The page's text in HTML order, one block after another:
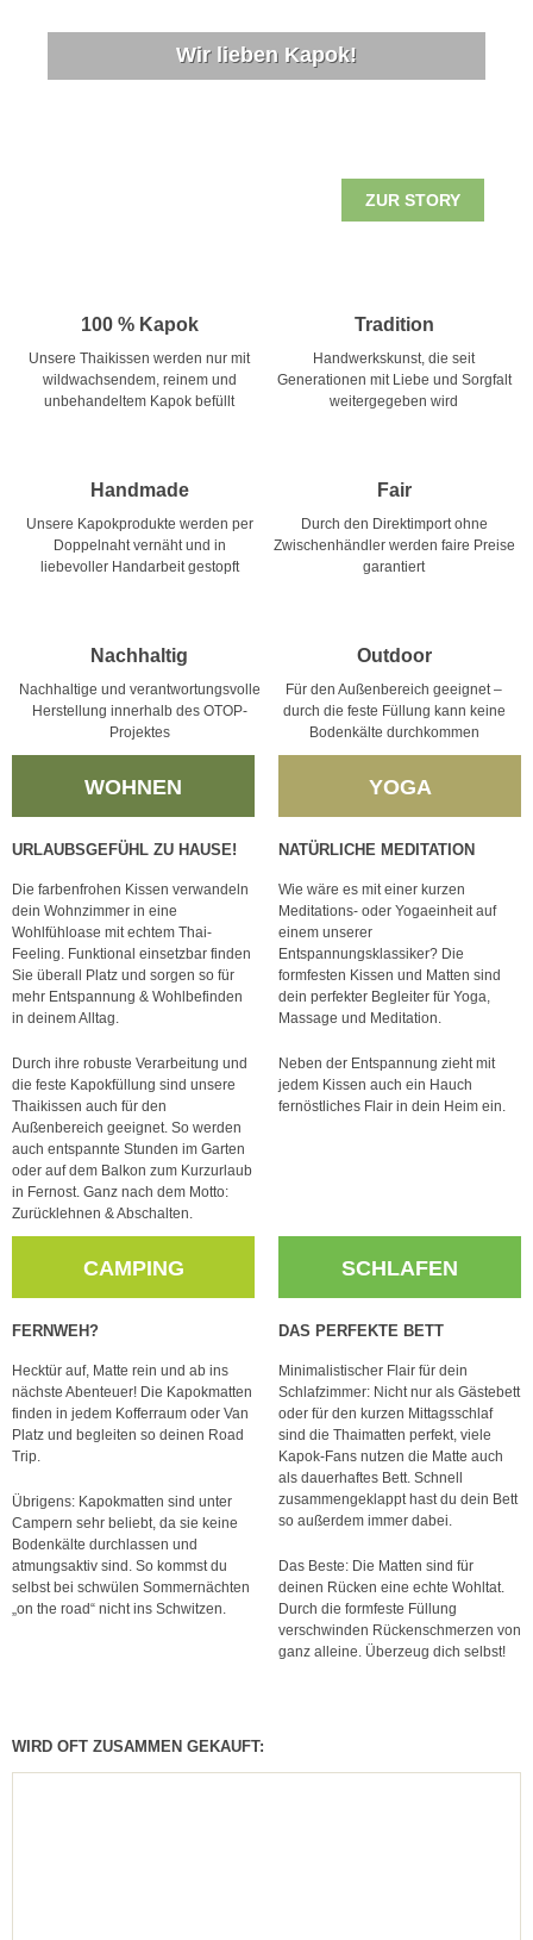
Wir lieben Kapok!
ZUR STORY
100 % Kapok
Unsere Thaikissen werden nur mit
wildwachsendem, reinem und
unbehandeltem Kapok befüllt
Tradition
Handwerkskunst, die seit
Generationen mit Liebe und Sorgfalt
weitergegeben wird
Handmade
Unsere Kapokprodukte werden per
Doppelnaht vernäht und in
liebevoller Handarbeit gestopft
Fair
Durch den Direktimport ohne
Zwischenhändler werden faire Preise
garantiert
Nachhaltig
Nachhaltige und verantwortungsvolle
Herstellung innerhalb des OTOP-
Projektes
Outdoor
Für den Außenbereich geeignet –
durch die feste Füllung kann keine
Bodenkälte durchkommen
WOHNEN
URLAUBSGEFÜHL ZU HAUSE!
Die farbenfrohen Kissen verwandeln
dein Wohnzimmer in eine
Wohlfühloase mit echtem Thai-
Feeling. Funktional einsetzbar finden
Sie überall Platz und sorgen so für
mehr Entspannung & Wohlbefinden
in deinem Alltag.
Durch ihre robuste Verarbeitung und
die feste Kapokfüllung sind unsere
Thaikissen auch für den
Außenbereich geeignet. So werden
auch entspannte Stunden im Garten
oder auf dem Balkon zum Kurzurlaub
in Fernost. Ganz nach dem Motto:
Zurücklehnen & Abschalten.
YOGA
NATÜRLICHE MEDITATION
Wie wäre es mit einer kurzen
Meditations- oder Yogaeinheit auf
einem unserer
Entspannungsklassiker? Die
formfesten Kissen und Matten sind
dein perfekter Begleiter für Yoga,
Massage und Meditation.
Neben der Entspannung zieht mit
jedem Kissen auch ein Hauch
fernöstliches Flair in dein Heim ein.
CAMPING
FERNWEH?
Hecktür auf, Matte rein und ab ins
nächste Abenteuer! Die Kapokmatten
finden in jedem Kofferraum oder Van
Platz und begleiten so deinen Road
Trip.
Übrigens: Kapokmatten sind unter
Campern sehr beliebt, da sie keine
Bodenkälte durchlassen und
atmungsaktiv sind. So kommst du
selbst bei schwülen Sommernächten
„on the road“ nicht ins Schwitzen.
SCHLAFEN
DAS PERFEKTE BETT
Minimalistischer Flair für dein
Schlafzimmer: Nicht nur als Gästebett
oder für den kurzen Mittagsschlaf
sind die Thaimatten perfekt, viele
Kapok-Fans nutzen die Matte auch
als dauerhaftes Bett. Schnell
zusammengeklappt hast du dein Bett
so außerdem immer dabei.
Das Beste: Die Matten sind für
deinen Rücken eine echte Wohltat.
Durch die formfeste Füllung
verschwinden Rückenschmerzen von
ganz alleine. Überzeug dich selbst!
WIRD OFT ZUSAMMEN GEKAUFT: